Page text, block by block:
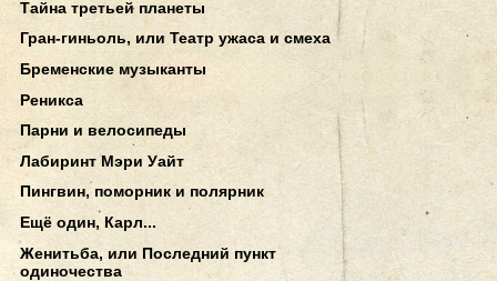
Тайна третьей планеты
Гран-гиньоль, или Театр ужаса и смеха
Бременские музыканты
Реникса
Парни и велосипеды
Лабиринт Мэри Уайт
Пингвин, поморник и полярник
Ещё один, Карл...
Женитьба, или Последний пункт
одиночества